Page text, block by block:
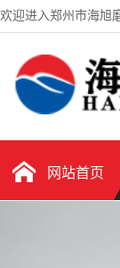
欢迎进入郑州市海旭
网站首页